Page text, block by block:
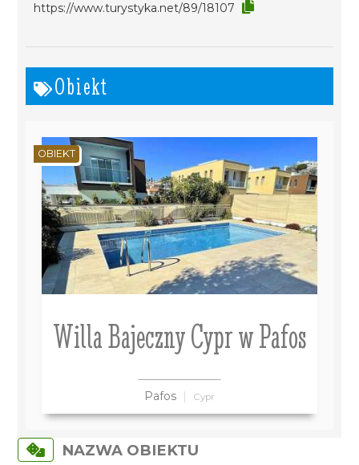
https://www.turystyka.net/89/18107
Obiekt
Willa Bajeczny Cypr w Pafos
Pafos Cypr
OBIEKT
NAZWA OBIEKTU